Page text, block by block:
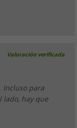
Valoración verificada
Incluso para
lado, hay que